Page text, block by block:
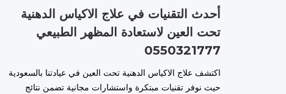
أحدث التقنيات في علاج الاكياس الدهنية
تحت العين لاستعادة المظهر الطبيعي
0550321777
اكتشف علاج الاكياس الدهنية تحت العين في عيادتنا بالسعودية
حيث نوفر تقنيات مبتكرة واستشارات مجانية تضمن نتائج